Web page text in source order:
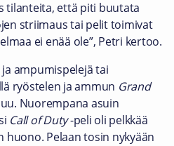
tilanteita, että piti buutata
striimaus tai pelit toimivat
ei enää ole”, Petri kertoo.
ampumispelejä tai
ryöstelen ja ammun Grand
Nuorempana asuin
Call of Duty-peli oli pelkkää
huono. Pelaan tosin nykyään